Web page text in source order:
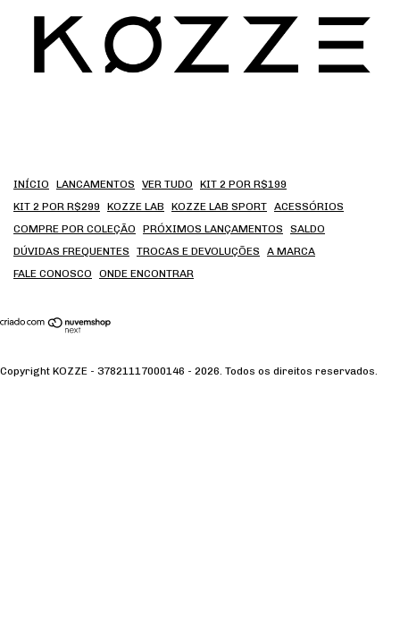
INÍCIO LANCAMENTOS VER TUDO
KIT 2 POR R$199
KIT 2 POR R$299
KOZZE LAB KOZZE LAB SPORT ACESSÓRIOS
COMPRE POR COLEÇÃO
PRÓXIMOS LANÇAMENTOS
SALDO
DÚVIDAS FREQUENTES
TROCAS E DEVOLUÇÕES
A MARCA
FALE CONOSCO
ONDE ENCONTRAR
Copyright KOZZE - 37821117000146 - 2026. Todos os direitos reservados.